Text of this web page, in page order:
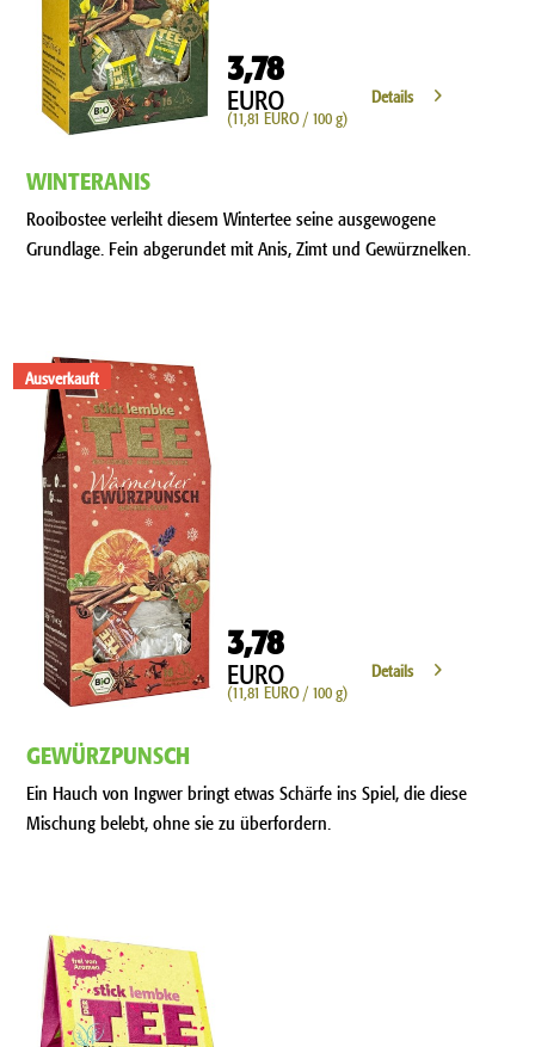
3,78
EURO
(11,81 EURO / 100 g)
Details
WINTERANIS
Rooibostee verleiht diesem Wintertee seine ausgewogene
Grundlage. Fein abgerundet mit Anis, Zimt und Gewürznelken.
Ausverkauft
3,78
EURO
(11,81 EURO / 100 g)
Details
GEWÜRZPUNSCH
Ein Hauch von Ingwer bringt etwas Schärfe ins Spiel, die diese
Mischung belebt, ohne sie zu überfordern.